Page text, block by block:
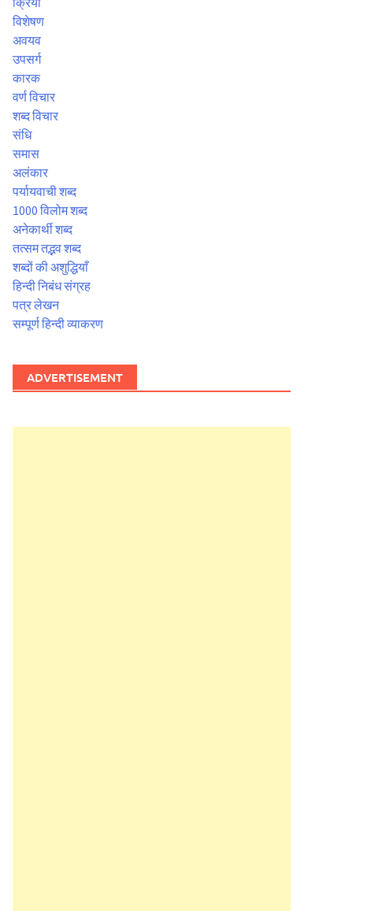
विशेषण
अवयव
उपसर्ग
कारक
वर्ण विचार
शब्द विचार
संधि
समास
अलंकार
पर्यायवाची शब्द
1000 विलोम शब्द
अनेकार्थी शब्द
तत्सम तद्भव शब्द
शब्दों की अशुद्धियाँ
हिन्दी निबंध संग्रह
पत्र लेखन
सम्पूर्ण हिन्दी व्याकरण
ADVERTISEMENT